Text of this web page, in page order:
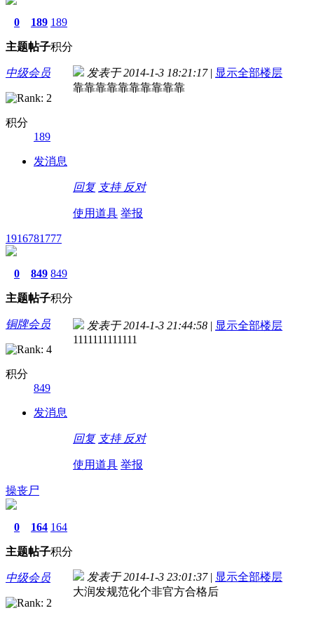
0
主题
189
帖子
189
积分
中级会员
积分
189
发消息
发表于 2014-1-3 18:21:17 | 显示全部楼层
靠靠靠靠靠靠靠靠靠靠
回复 支持 反对
使用道具 举报
1916781777
0
主题
849
帖子
849
积分
铜牌会员
积分
849
发消息
发表于 2014-1-3 21:44:58 | 显示全部楼层
1111111111111
回复 支持 反对
使用道具 举报
操丧尸
0
主题
164
帖子
164
积分
中级会员 发表于 2014-1-3 23:01:37 | 显示全部楼层
大润发规范化个非官方合格后